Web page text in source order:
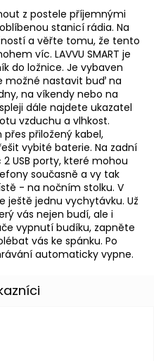
z postele příjemnými
stanicí rádia. Na
a věřte tomu, že tento
víc. LAVVU SMART je
do ložnice. Je vybaven
možné nastavit buď na
na víkendy nebo na
dále najdete ukazatel
vzduchu a vlhkost.
přiložený kabel,
vybité baterie. Na zadní
USB porty, které mohou
současně a vy tak
- na nočním stolku. V
ještě jednu vychytávku. Už
vás nejen budí, ale i
vypnutí budíku, zapněte
vás ke spánku. Po
automaticky vypne.
je 5 z 5 hvězdiček.